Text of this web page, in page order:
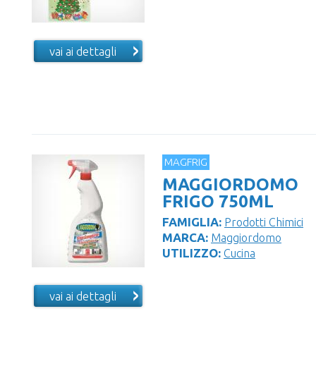
vai ai dettagli
MAGFRIG
MAGGIORDOMO
FRIGO 750ML
FAMIGLIA: Prodotti Chimici
MARCA: Maggiordomo
UTILIZZO: Cucina
vai ai dettagli